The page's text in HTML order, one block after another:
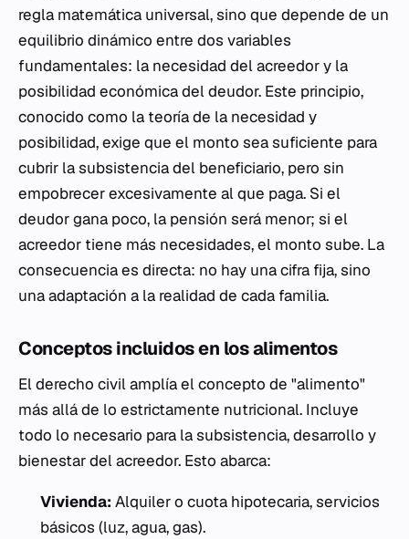
regla matemática universal, sino que depende de un
equilibrio dinámico entre dos variables
fundamentales: la necesidad del acreedor y la
posibilidad económica del deudor. Este principio,
conocido como la teoría de la necesidad y
posibilidad, exige que el monto sea suficiente para
cubrir la subsistencia del beneficiario, pero sin
empobrecer excesivamente al que paga. Si el
deudor gana poco, la pensión será menor; si el
acreedor tiene más necesidades, el monto sube. La
consecuencia es directa: no hay una cifra fija, sino
una adaptación a la realidad de cada familia.
Conceptos incluidos en los alimentos
El derecho civil amplía el concepto de "alimento"
más allá de lo estrictamente nutricional. Incluye
todo lo necesario para la subsistencia, desarrollo y
bienestar del acreedor. Esto abarca:
Vivienda: Alquiler o cuota hipotecaria, servicios
básicos (luz, agua, gas).